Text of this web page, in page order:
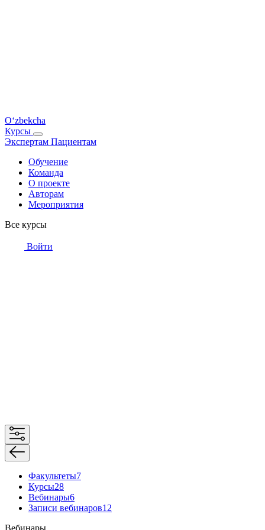
O‘zbekcha
Курсы
Экспертам Пациентам
Обучение
Команда
О проекте
Авторам
Мероприятия
Все курсы
Войти
Факультеты7
Курсы28
Вебинары6
Записи вебинаров12
Вебинары